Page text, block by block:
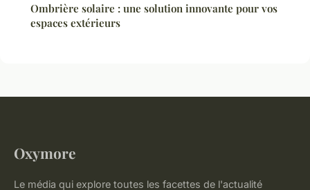
Ombrière solaire : une solution innovante pour vos
espaces extérieurs
Oxymore
Le média qui explore toutes les facettes de l'actualité